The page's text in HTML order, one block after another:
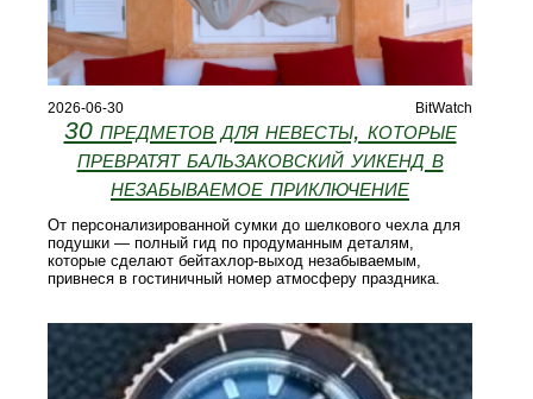
2026-06-30 BitWatch
30 предметов для невесты, которые
превратят бальзаковский уикенд в
незабываемое приключение
От персонализированной сумки до шелкового чехла для
подушки — полный гид по продуманным деталям,
которые сделают бейтахлор-выход незабываемым,
привнеся в гостиничный номер атмосферу праздника.